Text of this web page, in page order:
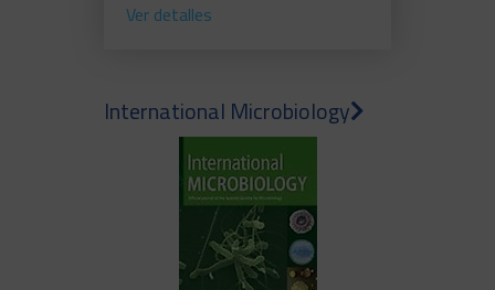
Ver detalles
International Microbiology